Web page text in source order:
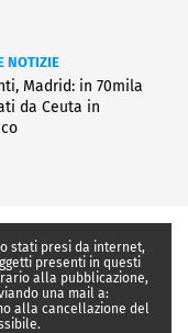
NOTIZIE
Madrid: in 70mila
da Ceuta in
stati presi da internet,
presenti in questi
alla pubblicazione,
una mail a:
alla cancellazione del